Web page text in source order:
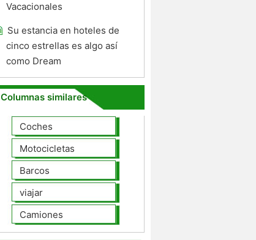
Vacacionales
Su estancia en hoteles de
cinco estrellas es algo así
como Dream
Columnas similares
Coches
Motocicletas
Barcos
viajar
Camiones